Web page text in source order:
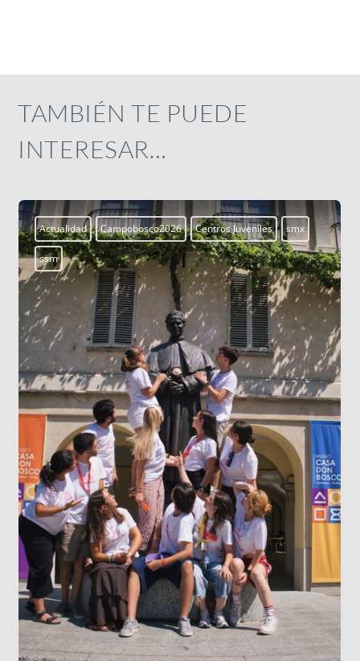
TAMBIÉN TE PUEDE
INTERESAR…
Actualidad Campobosco2026 Centros Juveniles smx
ssm